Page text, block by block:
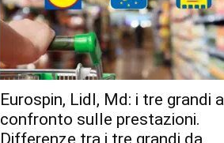
Eurospin, Lidl, Md: i tre grandi a
confronto sulle prestazioni.
Differenze tra i tre grandi da